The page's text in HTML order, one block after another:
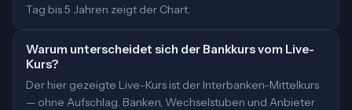
Tag bis 5 Jahren zeigt der Chart.
Warum unterscheidet sich der Bankkurs vom Live-
Kurs?
Der hier gezeigte Live-Kurs ist der Interbanken-Mittelkurs
— ohne Aufschlag. Banken, Wechselstuben und Anbieter